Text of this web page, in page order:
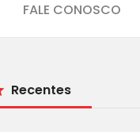
FALE CONOSCO
Recentes